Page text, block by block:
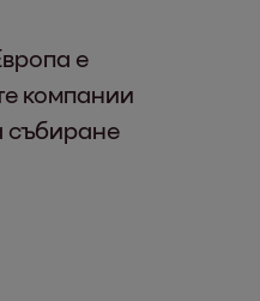
е
компании
събиране